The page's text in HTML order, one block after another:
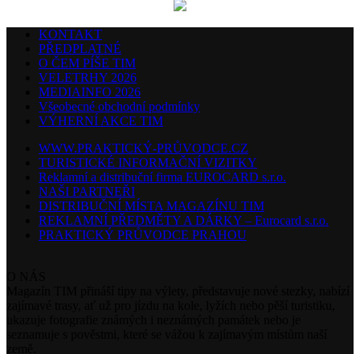
KONTAKT
PŘEDPLATNÉ
O ČEM PÍŠE TIM
VELETRHY 2026
MEDIAINFO 2026
Všeobecné obchodní podmínky
VÝHERNÍ AKCE TIM
WWW.PRAKTICKÝ-PRŮVODCE.CZ
TURISTICKÉ INFORMAČNÍ VIZITKY
Reklamní a distribuční firma EUROCARD s.r.o.
NAŠI PARTNEŘI
DISTRIBUČNÍ MÍSTA MAGAZÍNU TIM
REKLAMNÍ PŘEDMĚTY A DÁRKY – Eurocard s.r.o.
PRAKTICKÝ PRŮVODCE PRAHOU